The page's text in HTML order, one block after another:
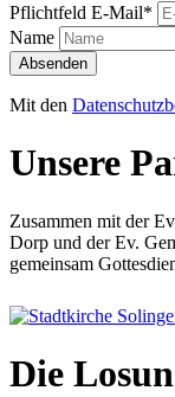
Pflichtfeld E-Mail*
Name
Absenden
Mit den
Unsere
Zusammen mit der
Dorp und der Ev.
gemeinsam
Die